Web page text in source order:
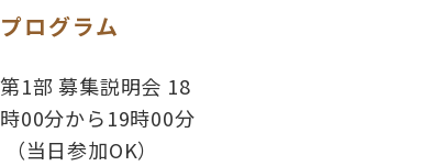
プログラム
第1部 募集説明会 18
時00分から19時00分
（当日参加OK）